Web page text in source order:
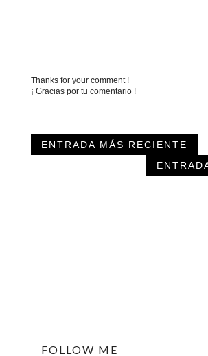
Thanks for your comment !
¡ Gracias por tu comentario !
ENTRADA MÁS RECIENTE
FOLLOW ME